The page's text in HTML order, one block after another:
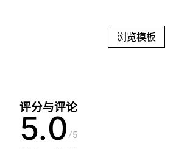
浏览模板
评分与评论
5.0 5